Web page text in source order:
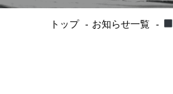
トップ お知らせ一覧